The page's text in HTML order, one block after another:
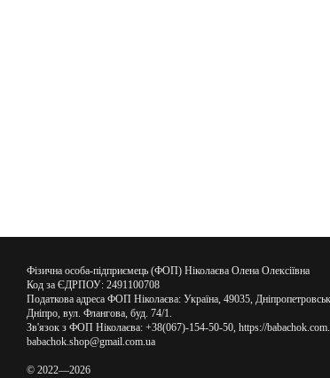
Фізична особа-підприємець (ФОП) Ніколаєва Олена Олексіївна
Код за ЄДРПОУ: 2491100708
Податкова адреса ФОП Ніколаєва: Україна, 49035,
Дніпро, вул. Флангова, буд. 74/1.
Зв'язок з ФОП Ніколаєва: +38(067)-154-50-50, https://
babachok.shop@gmail.com.ua
© 2022—2026